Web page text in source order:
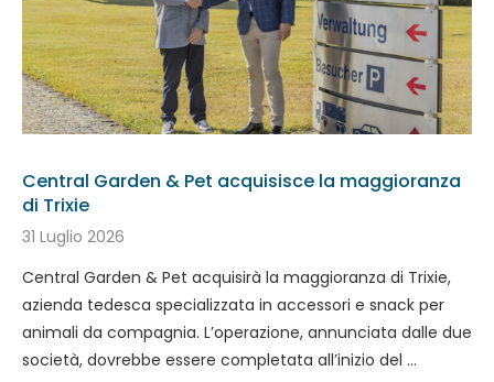
Central Garden & Pet acquisisce la maggioranza
di Trixie
31 Luglio 2026
Central Garden & Pet acquisirà la maggioranza di Trixie,
azienda tedesca specializzata in accessori e snack per
animali da compagnia. L’operazione, annunciata dalle due
società, dovrebbe essere completata all’inizio del …